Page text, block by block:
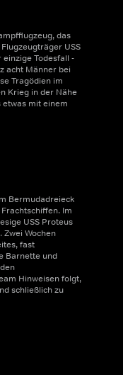
das
USS
Todesfall -
acht Männer bei
Tragödien im
Krieg in der Nähe
etwas mit einem
Bermudadreieck
Im
USS Proteus
Wochen
fast
Barnette und
Hinweisen folgt,
schließlich zu